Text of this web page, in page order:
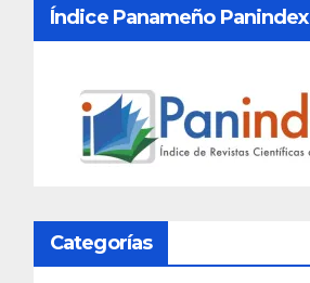
Índice Panameño Panindex
Categorías